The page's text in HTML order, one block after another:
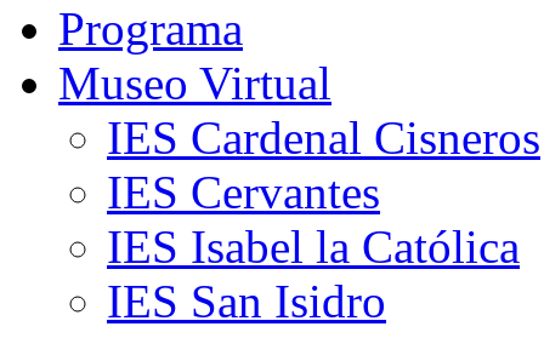
Programa
Museo Virtual
IES Cardenal Cisneros
IES Cervantes
IES Isabel la Católica
IES San Isidro